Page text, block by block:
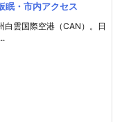
眠・市内アクセス
白雲国際空港（CAN）。日